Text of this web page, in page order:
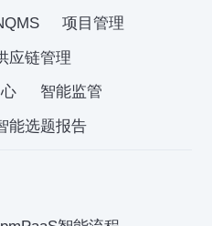
项目管理
应链管理
智能监管
能选题报告